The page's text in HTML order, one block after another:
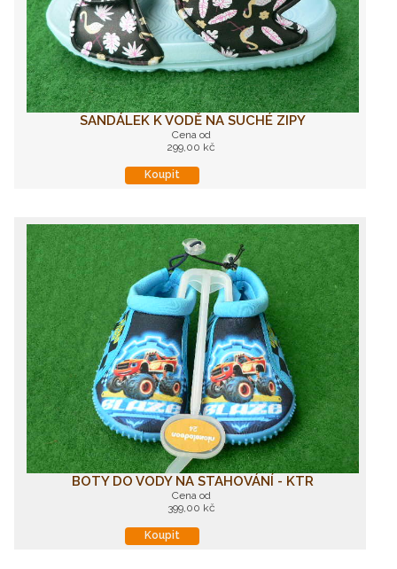
SANDÁLEK K VODĚ NA SUCHÉ ZIPY
Cena od
299,00 kč
Koupit
BOTY DO VODY NA STAHOVÁNÍ - KTR
Cena od
399,00 kč
Koupit